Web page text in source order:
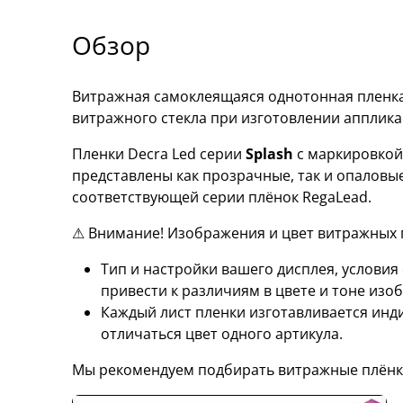
Обзор
Витражная самоклеящаяся однотонная
витражного стекла при изготовлении
Пленки Decra Led серии Splash с
представлены как прозрачные, так и
соответствующей серии плёнок RegaLead.
⚠ Внимание! Изображения и цвет витражных
Тип и настройки вашего дисплея,
привести к различиям в цвете и тоне
Каждый лист пленки изготавливается
отличаться цвет одного артикула.
Мы рекомендуем подбирать витражные